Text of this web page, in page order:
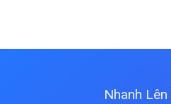
Nhanh